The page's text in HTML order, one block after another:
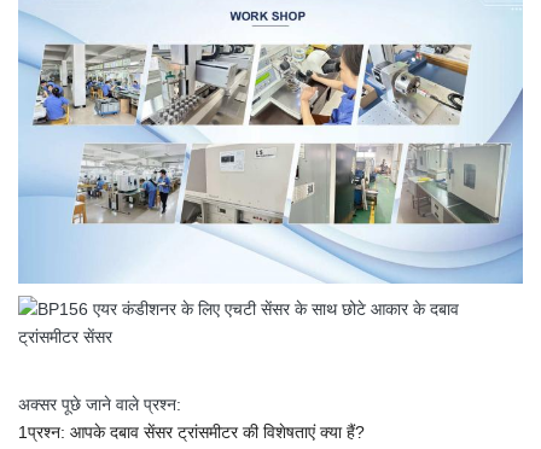
अक्सर पूछे जाने वाले प्रश्न:
1प्रश्न: आपके दबाव सेंसर ट्रांसमीटर की विशेषताएं क्या हैं?